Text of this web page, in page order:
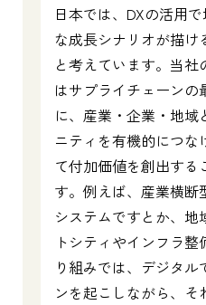
日本では、DXの活用
な成長シナリオが描け
と考えています。当社
はサプライチェーンの
に、産業・企業・地域
ニティを有機的につな
て付加価値を創出する
す。例えば、産業横断
システムですとか、地
トシティやインフラ
り組みでは、デジタル
ンを起こしながら、そ